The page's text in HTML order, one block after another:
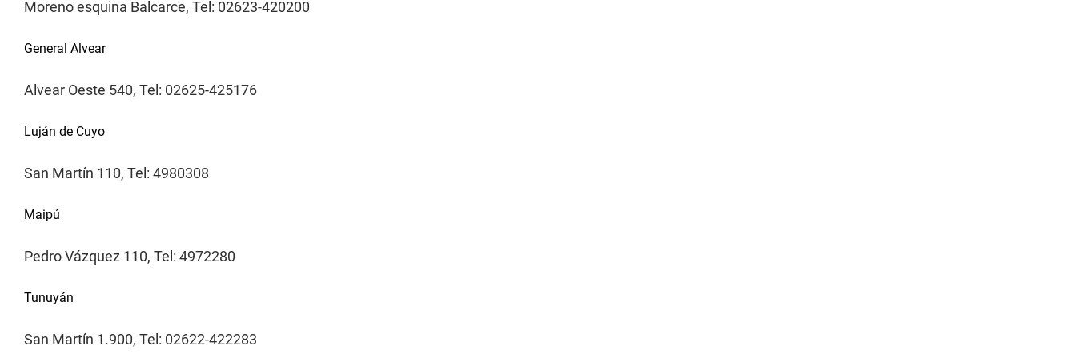
Moreno esquina Balcarce, Tel: 02623-420200
General Alvear
Alvear Oeste 540, Tel: 02625-425176
Luján de Cuyo
San Martín 110, Tel: 4980308
Maipú
Pedro Vázquez 110, Tel: 4972280
Tunuyán
San Martín 1.900, Tel: 02622-422283